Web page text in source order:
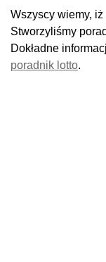
Wszyscy wiemy,
Stworzyliśmy
Dokładne
poradnik lotto.